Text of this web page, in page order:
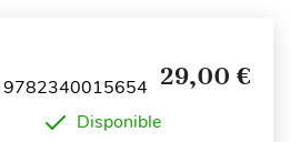
9782340015654 29,00 €
Disponible